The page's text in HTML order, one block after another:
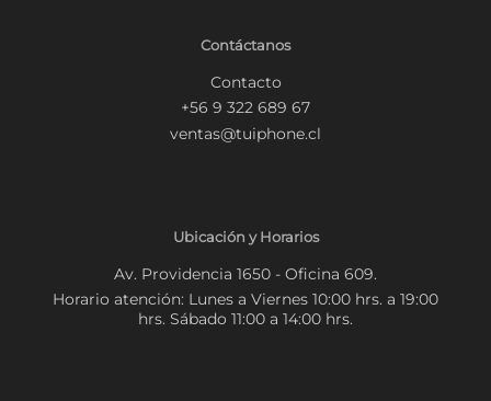
Contáctanos
Contacto
+56 9 322 689 67
ventas@tuiphone.cl
Ubicación y Horarios
Av. Providencia 1650 - Oficina 609.
Horario atención: Lunes a Viernes 10:00 hrs. a 19:00
hrs. Sábado 11:00 a 14:00 hrs.